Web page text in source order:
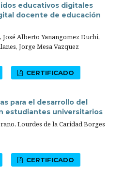
educativos digitales
docente de educación
Alberto Yanangomez Duchi,
Jorge Mesa Vazquez
CERTIFICADO
para el desarrollo del
estudiantes universitarios
Lourdes de la Caridad Borges
CERTIFICADO